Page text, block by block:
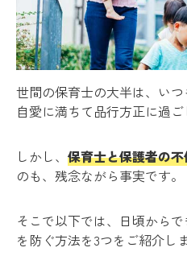
世間の保育士の大半は、いつ
自愛に満ちて品行方正に過ご
しかし、 保育士と保護者の
のも、残念ながら事実です。
そこで以下では、日頃から
を防ぐ方法を3つをご紹介し